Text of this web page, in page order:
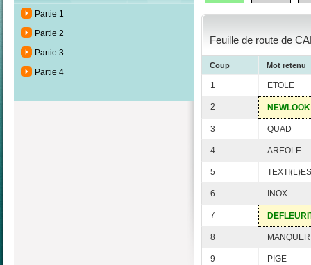
Partie 1
Partie 2
Partie 3
Partie 4
Feuille de route de
Coup Mot retenu
1 ETOLE
2 NEWLOOK
3 QUAD
4 AREOLE
5 TEXTI(L)ES
6 INOX
7
8 MANQUER
9 PIGE